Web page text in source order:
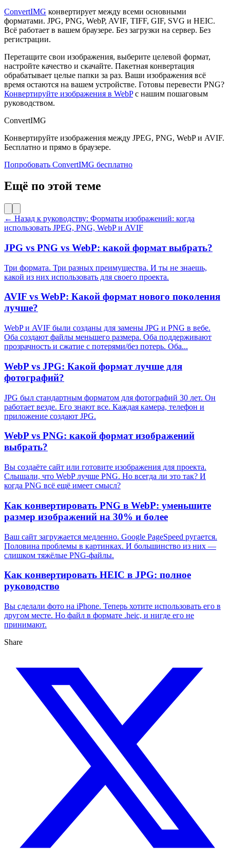
ConvertIMG конвертирует между всеми основными
форматами. JPG, PNG, WebP, AVIF, TIFF, GIF, SVG и HEIC.
Всё работает в вашем браузере. Без загрузки на сервер. Без
регистрации.
Перетащите свои изображения, выберите целевой формат,
настройте качество и скачайте. Пакетная конвертация
обрабатывает целые папки за раз. Ваши изображения всё
время остаются на вашем устройстве. Готовы перевести PNG?
Конвертируйте изображения в WebPс нашим пошаговым
руководством.
ConvertIMG
Конвертируйте изображения между JPEG, PNG, WebP и AVIF.
Бесплатно и прямо в браузере.
Попробовать ConvertIMG бесплатно
Ещё по этой теме
← Назад к руководству: Форматы изображений: когда
использовать JPEG, PNG, WebP и AVIF
JPG vs PNG vs WebP: какой формат выбрать?
Три формата. Три разных преимущества. И ты не знаешь,
какой из них использовать для своего проекта.
AVIF vs WebP: Какой формат нового поколения
лучше?
WebP и AVIF были созданы для замены JPG и PNG в вебе.
Оба создают файлы меньшего размера. Оба поддерживают
прозрачность и сжатие с потерями/без потерь. Оба...
WebP vs JPG: Какой формат лучше для
фотографий?
JPG был стандартным форматом для фотографий 30 лет. Он
работает везде. Его знают все. Каждая камера, телефон и
приложение создают JPG.
WebP vs PNG: какой формат изображений
выбрать?
Вы создаёте сайт или готовите изображения для проекта.
Слышали, что WebP лучше PNG. Но всегда ли это так? И
когда PNG всё ещё имеет смысл?
Как конвертировать PNG в WebP: уменьшите
размер изображений на 30% и более
Ваш сайт загружается медленно. Google PageSpeed ругается.
Половина проблемы в картинках. И большинство из них —
слишком тяжёлые PNG-файлы.
Как конвертировать HEIC в JPG: полное
руководство
Вы сделали фото на iPhone. Теперь хотите использовать его в
другом месте. Но файл в формате .heic, и нигде его не
принимают.
Share